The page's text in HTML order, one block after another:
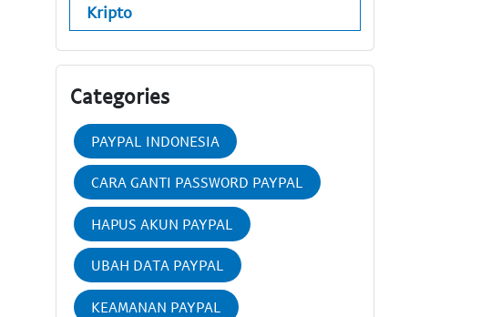
Kripto
Categories
PAYPAL INDONESIA
CARA GANTI PASSWORD PAYPAL
HAPUS AKUN PAYPAL
UBAH DATA PAYPAL
KEAMANAN PAYPAL